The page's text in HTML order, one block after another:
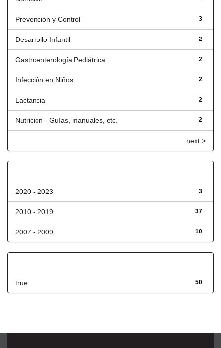
3
Prevención y Control
2
Desarrollo Infantil
2
Gastroenterología Pediátrica
2
Infección en Niños
2
Lactancia
2
Nutrición - Guías, manuales, etc.
next >
3
2020 - 2023
37
2010 - 2019
10
2007 - 2009
50
true